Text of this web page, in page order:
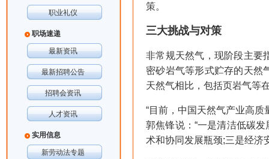
职业礼仪
职场速递
最新资讯
最新招聘公告
招聘会资讯
人才资讯
实用信息
新劳动法专题
策。
三大挑战与对策
非常规天然气，现阶段主要
密砂岩气等形式贮存的天然
天然气相比，包括页岩气等
“目前，中国天然气产业高
郭焦锋说：“一是清洁低碳
术和协同发展瓶颈;三是经济